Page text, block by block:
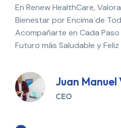
En Renew HealthCare,
Bienestar por Encima de
Acompañarte en Cada
Futuro más Saludable y Feliz
Juan Manuel
CEO